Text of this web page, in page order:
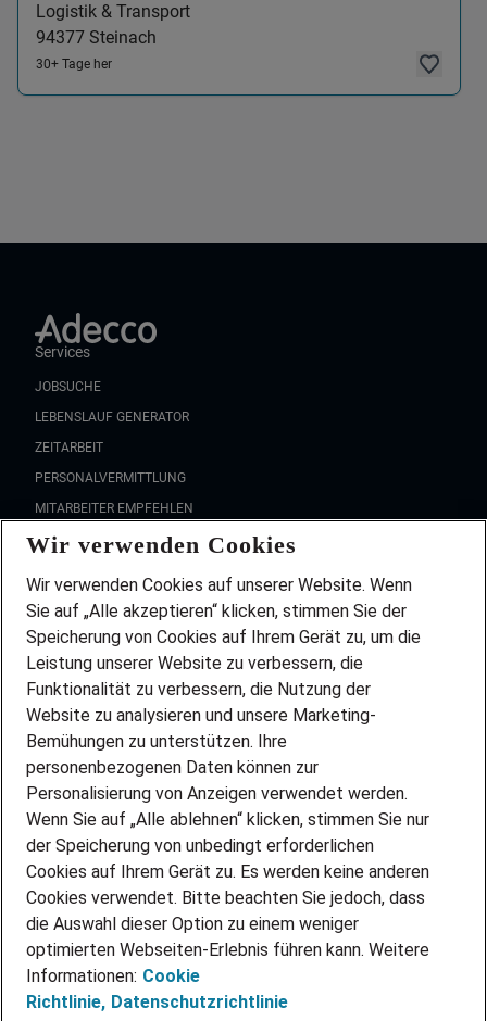
Logistik & Transport
94377 Steinach
30+ Tage her
Services
JOBSUCHE
LEBENSLAUF GENERATOR
ZEITARBEIT
PERSONALVERMITTLUNG
MITARBEITER EMPFEHLEN
FAQ
Wir stellen ein!
DEINE BERUFSGRUPPE
DEINE LEBENSSITUATION
PARTNERSHIP WITH AIRBUS
INITIATIV BEWERBEN
ÜBER UNS
STANDORTE
BLOG
PRESSE
KONTAKT
@Adecco 2026
IMPRESSUM
DATENSCHUTZ
Wir verwenden Cookies
Wir verwenden Cookies auf unserer Website. Wenn
Sie auf „Alle akzeptieren“ klicken, stimmen Sie der
Speicherung von Cookies auf Ihrem Gerät zu, um die
Leistung unserer Website zu verbessern, die
Funktionalität zu verbessern, die Nutzung der
Website zu analysieren und unsere Marketing-
Bemühungen zu unterstützen. Ihre
personenbezogenen Daten können zur
Personalisierung von Anzeigen verwendet werden.
Wenn Sie auf „Alle ablehnen“ klicken, stimmen Sie nur
der Speicherung von unbedingt erforderlichen
Cookies auf Ihrem Gerät zu. Es werden keine anderen
Cookies verwendet. Bitte beachten Sie jedoch, dass
die Auswahl dieser Option zu einem weniger
optimierten Webseiten-Erlebnis führen kann. Weitere
Informationen: Cookie
Richtlinie, Datenschutzrichtlinie